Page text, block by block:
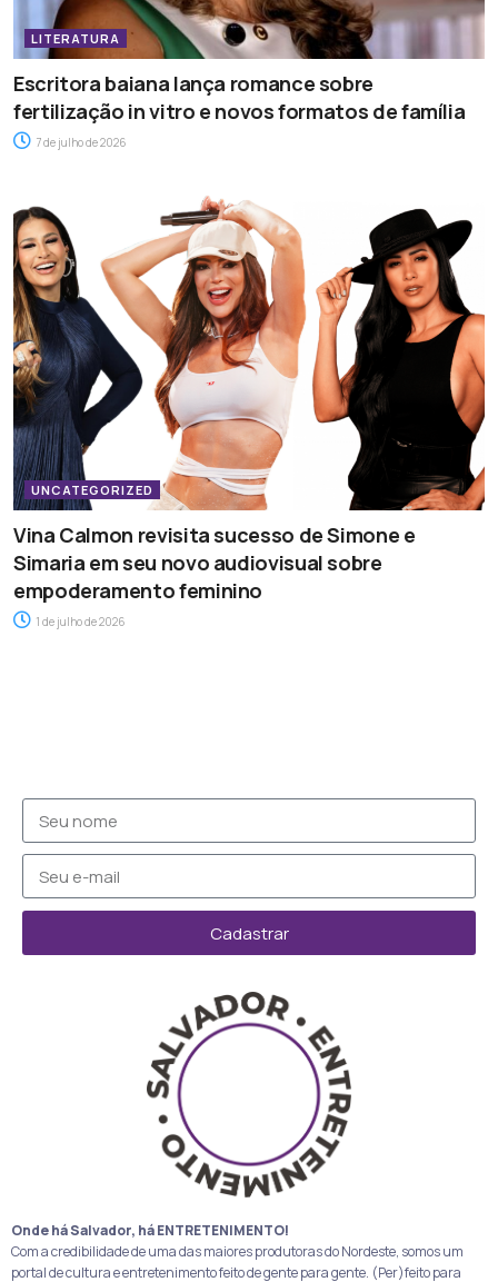
LITERATURA
Escritora baiana lança romance sobre
fertilização in vitro e novos formatos de família
7 de julho de 2026
UNCATEGORIZED
Vina Calmon revisita sucesso de Simone e
Simaria em seu novo audiovisual sobre
empoderamento feminino
1 de julho de 2026
Cadastrar
Onde há Salvador, há ENTRETENIMENTO!
Com a credibilidade de uma das maiores produtoras do Nordeste, somos um
portal de cultura e entretenimento feito de gente para gente. (Per)feito para